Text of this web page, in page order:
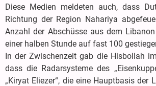
Diese Medien meldeten auch, dass
Richtung der Region Nahariya
Anzahl der Abschüsse aus dem
einer halben Stunde auf fast 100
In der Zwischenzeit gab die Hisbollah
dass die Radarsysteme des
„Kiryat Eliezer“, die eine Hauptbasis der